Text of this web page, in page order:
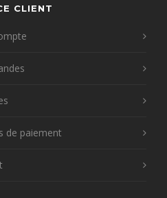
CLIENT
de paiement